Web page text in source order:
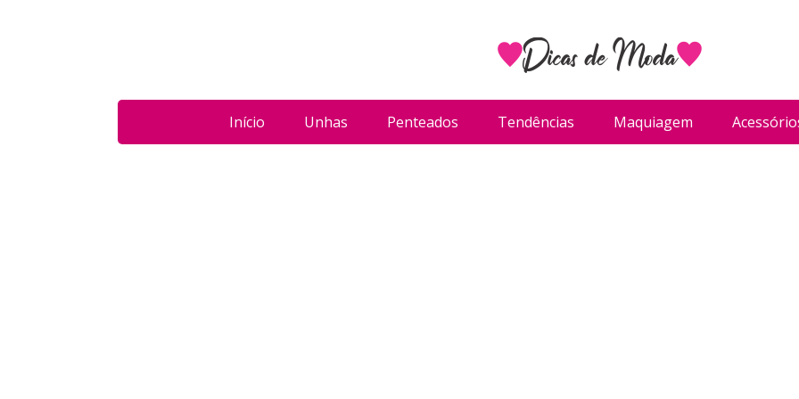
Início Unhas Penteados Tendências Maquiagem